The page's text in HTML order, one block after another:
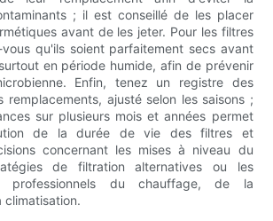
; il est conseillé de les placer
avant de les jeter. Pour les filtres
qu'ils soient parfaitement secs avant
en période humide, afin de prévenir
Enfin, tenez un registre des
remplacements, ajusté selon les saisons ;
sur plusieurs mois et années permet
de la durée de vie des filtres et
concernant les mises à niveau du
de filtration alternatives ou les
professionnels du chauffage, de la
climatisation.